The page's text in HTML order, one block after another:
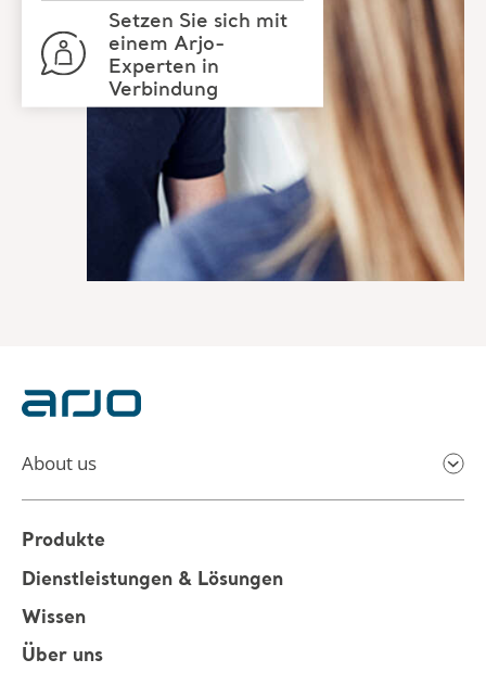
Setzen Sie sich mit
einem Arjo-
Experten in
Verbindung
About us
Produkte
Dienstleistungen & Lösungen
Wissen
Über uns